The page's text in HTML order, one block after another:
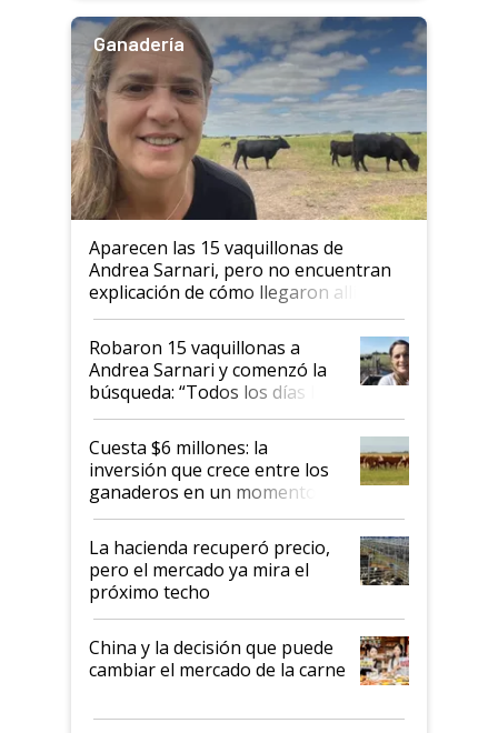
Ganadería
Aparecen las 15 vaquillonas de
Andrea Sarnari, pero no encuentran
explicación de cómo llegaron allí
Robaron 15 vaquillonas a
Andrea Sarnari y comenzó la
búsqueda: “Todos los días le
toca a algún productor”
Cuesta $6 millones: la
inversión que crece entre los
ganaderos en un momento
histórico para la actividad
La hacienda recuperó precio,
pero el mercado ya mira el
próximo techo
China y la decisión que puede
cambiar el mercado de la carne